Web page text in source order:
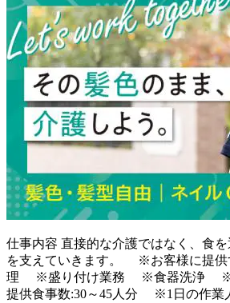
仕事内容 直接的な介護ではなく、食
を支えていきます。 ※お客様に提供
理 ※盛り付け業務 ※食器洗浄 ※
提供食事数:30～45人分 ※1日の作業